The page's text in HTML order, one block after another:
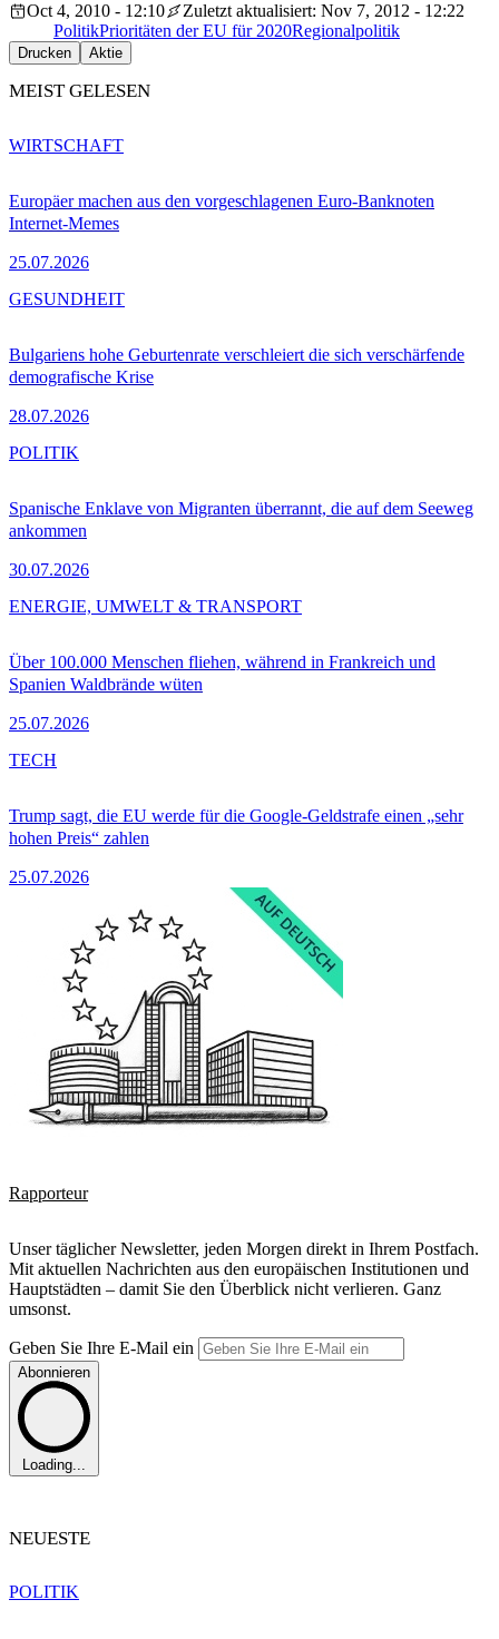
Oct 4, 2010 - 12:10
Zuletzt aktualisiert: Nov 7, 2012 - 12:22
PolitikPrioritäten der EU für 2020Regionalpolitik
Drucken Aktie
MEIST GELESEN
Europäer machen aus den vorgeschlagenen Euro-Banknoten
Internet-Memes
25.07.2026
WIRTSCHAFT
Bulgariens hohe Geburtenrate verschleiert die sich verschärfende
demografische Krise
28.07.2026
GESUNDHEIT
Spanische Enklave von Migranten überrannt, die auf dem Seeweg
ankommen
30.07.2026
POLITIK
Über 100.000 Menschen fliehen, während in Frankreich und
Spanien Waldbrände wüten
25.07.2026
ENERGIE, UMWELT & TRANSPORT
Trump sagt, die EU werde für die Google-Geldstrafe einen „sehr
hohen Preis“ zahlen
25.07.2026
TECH
Rapporteur
Unser täglicher Newsletter, jeden Morgen direkt in Ihrem Postfach.
Mit aktuellen Nachrichten aus den europäischen Institutionen und
Hauptstädten – damit Sie den Überblick nicht verlieren. Ganz
umsonst.
Geben Sie Ihre E-Mail ein
Abonnieren
Loading...
NEUESTE
POLITIK